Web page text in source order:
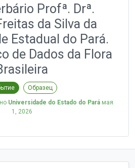
Profª. Drª.
da Silva da
Estadual do Pará.
de Dados da Flora
Образец
Universidade do Estado do Pará мая
1, 2026